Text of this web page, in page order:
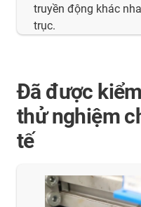
truyền động khác
trục.
Đã được
thử nghiệm
tế